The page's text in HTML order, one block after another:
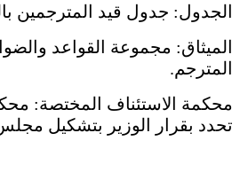
الجدول: جدول قيد المترجمين
الميثاق: مجموعة القواعد
المترجم.
محكمة الاستئناف المختصة:
تحدد بقرار الوزير بتشكيل